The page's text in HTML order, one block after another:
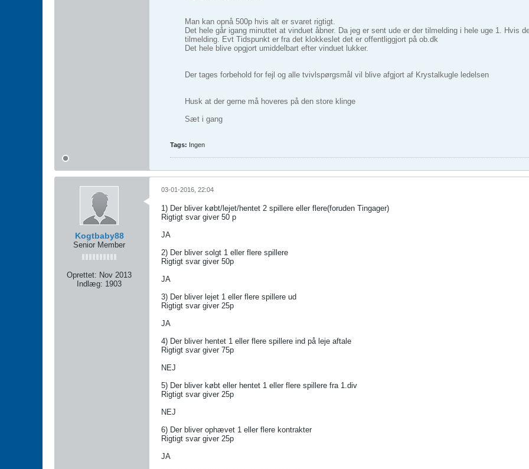
Man kan opnå 500p hvis alt er svaret rigtigt.
Det hele går igang minuttet at vinduet åbner. Da jeg er sent ude er der tilmelding i hele uge 1. Hvis
tilmelding. Evt Tidspunkt er fra det klokkeslet det er offentliggjort på ob.dk
Det hele blive opgjort umiddelbart efter vinduet lukker.
Der tages forbehold for fejl og alle tvivlspørgsmål vil blive afgjort af Krystalkugle ledelsen
Husk at der gerne må hoveres på den store klinge
Sæt i gang
Tags: Ingen
Kogtbaby88
Senior Member
Oprettet: Nov 2013
Indlæg: 1903
03-01-2016, 22:04
1) Der bliver købt/lejet/hentet 2 spillere eller flere(foruden Tingager)
Rigtigt svar giver 50 p
JA
2) Der bliver solgt 1 eller flere spillere
Rigtigt svar giver 50p
JA
3) Der bliver lejet 1 eller flere spillere ud
Rigtigt svar giver 25p
JA
4) Der bliver hentet 1 eller flere spillere ind på leje aftale
Rigtigt svar giver 75p
NEJ
5) Der bliver købt eller hentet 1 eller flere spillere fra 1.div
Rigtigt svar giver 25p
NEJ
6) Der bliver ophævet 1 eller flere kontrakter
Rigtigt svar giver 25p
JA